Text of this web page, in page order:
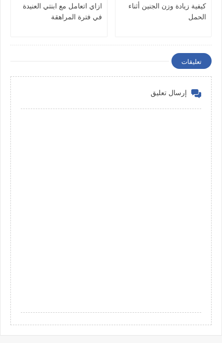
كيفية زيادة وزن الجنين أثناء
الحمل
ازاي اتعامل مع ابنتي العنيدة
في فترة المراهقة
تعليقات
إرسال تعليق